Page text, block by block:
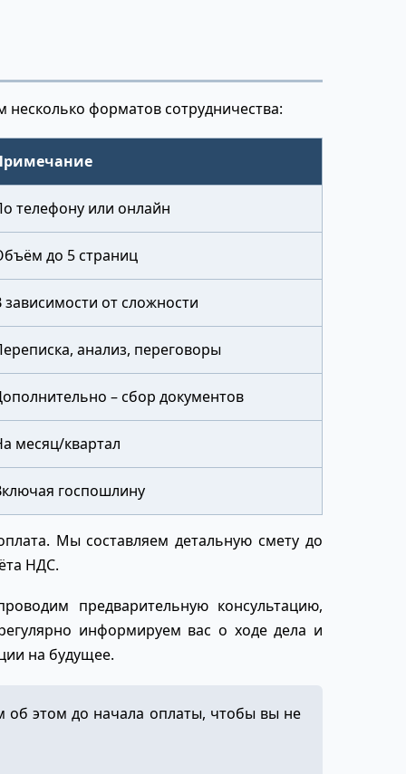
форматов сотрудничества:
телефону или онлайн
до 5 страниц
зависимости от сложности
анализ, переговоры
– сбор документов
месяц/квартал
госпошлину
Мы составляем детальную смету до
НДС.
предварительную консультацию,
информируем вас о ходе дела и
на будущее.
этом до начала оплаты, чтобы вы не